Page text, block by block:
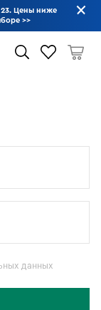
23. Цены ниже
>>
данных